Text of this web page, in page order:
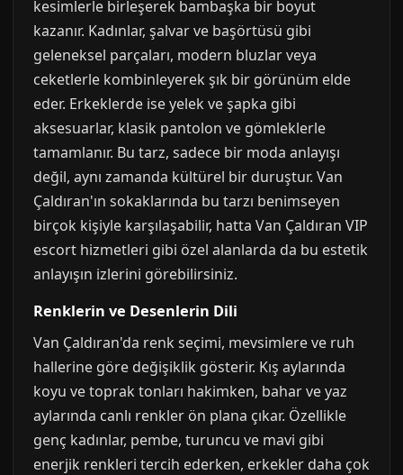
kesimlerle birleşerek bambaşka bir boyut
kazanır. Kadınlar, şalvar ve başörtüsü gibi
geleneksel parçaları, modern bluzlar veya
ceketlerle kombinleyerek şık bir görünüm elde
eder. Erkeklerde ise yelek ve şapka gibi
aksesuarlar, klasik pantolon ve gömleklerle
tamamlanır. Bu tarz, sadece bir moda anlayışı
değil, aynı zamanda kültürel bir duruştur. Van
Çaldıran'ın sokaklarında bu tarzı benimseyen
birçok kişiyle karşılaşabilir, hatta Van Çaldıran VIP
escort hizmetleri gibi özel alanlarda da bu estetik
anlayışın izlerini görebilirsiniz.
Renklerin ve Desenlerin Dili
Van Çaldıran'da renk seçimi, mevsimlere ve ruh
hallerine göre değişiklik gösterir. Kış aylarında
koyu ve toprak tonları hakimken, bahar ve yaz
aylarında canlı renkler ön plana çıkar. Özellikle
genç kadınlar, pembe, turuncu ve mavi gibi
enerjik renkleri tercih ederken, erkekler daha çok